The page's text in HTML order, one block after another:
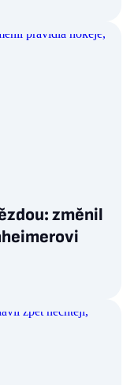
změnil